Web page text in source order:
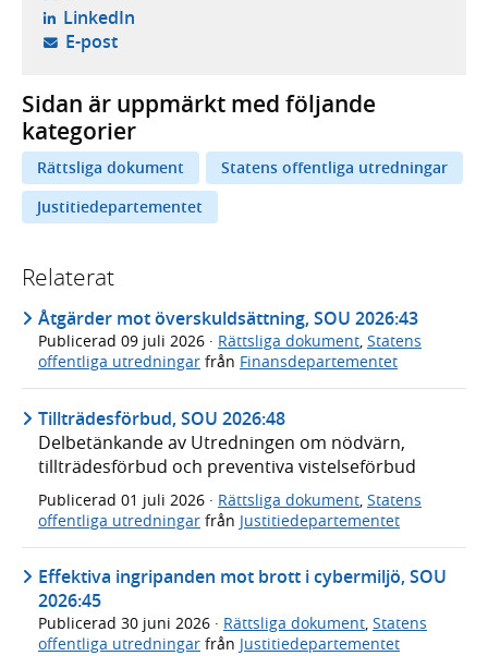
LinkedIn- öppnas i ny flik, extern webbplats,
E-post- öppnar din e-postklient,
Sidan är uppmärkt med följande
kategorier
Rättsliga dokument
Statens offentliga utredningar
Justitiedepartementet
Relaterat
Åtgärder mot överskuldsättning, SOU 2026:43
Publicerad 09 juli 2026 · Rättsliga dokument, Statens
offentliga utredningar från Finansdepartementet
Tillträdesförbud, SOU 2026:48
Delbetänkande av Utredningen om nödvärn,
tillträdesförbud och preventiva vistelseförbud
Publicerad 01 juli 2026 · Rättsliga dokument Statens
offentliga utredningar från Justitiedepartementet
Effektiva ingripanden mot brott i cybermiljö, SOU
2026:45
Publicerad 30 juni 2026 · Rättsliga dokument, Statens
offentliga utredningar från Justitiedepartementet